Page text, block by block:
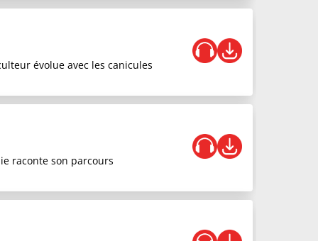
évolue avec les canicules
raconte son parcours